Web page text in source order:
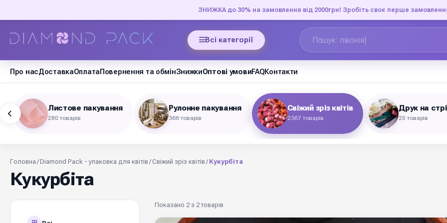
ЗНИЖКА до 30% на замовлення від 2000грн! Зробіть своє перше
Всі категорії
Про насДоставкаОплатаПовернення та обмінЗнижкиОптові умовиFAQКонтакти
Листове пакування
280 товарів
Рулонне пакування
366 товарів
Свіжий зріз квітів
2367 товарів
Друк на
20 товарів
Головна /Diamond Pack - упаковка для квітів /Свіжий зріз квітів / Кукурбіта
Кукурбіта
Показано 2 з 2 товарів